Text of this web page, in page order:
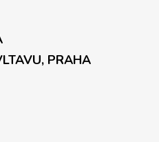
PRAHA